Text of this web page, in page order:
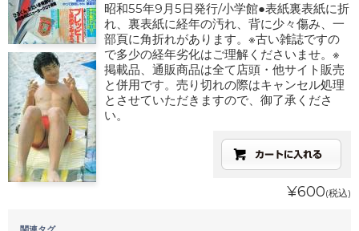
昭和55年9月5日発行/小学館●表紙裏表紙に折
れ、裏表紙に経年の汚れ、背に少々傷み、一
部頁に角折れがあります。※古い雑誌ですの
で多少の経年劣化はご理解くださいませ。※
掲載品、通販商品は全て店頭・他サイト販売
と併用です。売り切れの際はキャンセル処理
とさせていただきますので、御了承くださ
い。
¥600(税込)